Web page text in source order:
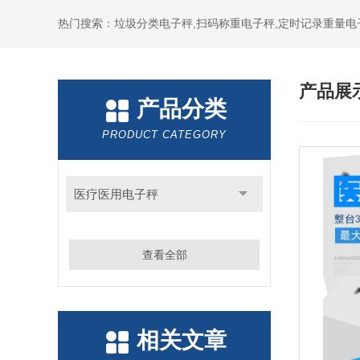
热门搜索：垃圾分类电子秤,扫码称重电子秤,定时记录重量电
产品分类
PRODUCT CATEGORY
医疗医用电子秤
查看全部
相关文章
产品展